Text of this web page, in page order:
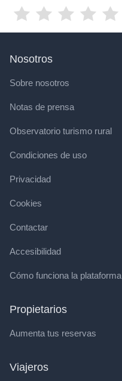
Nosotros
Sobre nosotros
Notas de prensa
Observatorio turismo rural
Condiciones de uso
Privacidad
Cookies
Contactar
Accesibilidad
Cómo funciona la plataforma
Propietarios
Aumenta tus reservas
Viajeros